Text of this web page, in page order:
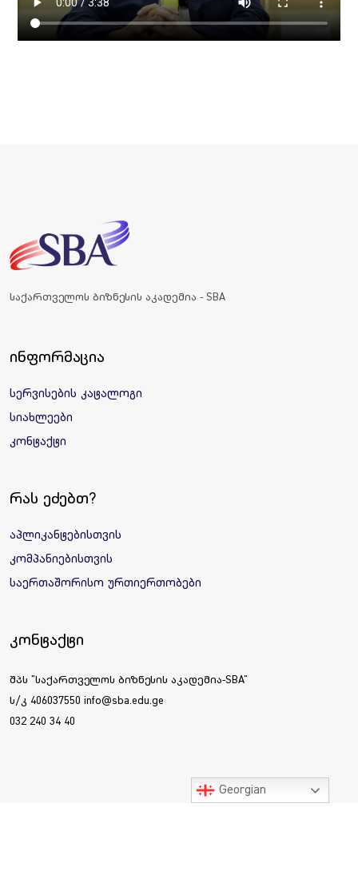
საქართველოს ბიზნესის აკადემია - SBA
ინფორმაცია
სერვისების კატალოგი
სიახლეები
კონტაქტი
რას ეძებთ?
აპლიკანტებისთვის
კომპანიებისთვის
საერთაშორისო ურთიერთობები
კონტაქტი
შპს "საქართველოს ბიზნესის აკადემია-SBA"
ს/კ 406037550 info@sba.edu.ge
032 240 34 40
Georgian